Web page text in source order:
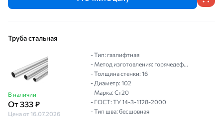
Труба стальная
В наличии
От 333 ₽
Цена от 16.07.2026
- Тип: газлифтная
- Метод изготовления: горячедеф...
- Толщина стенки: 16
- Диаметр: 102
- Марка: Ст20
- ГОСТ: ТУ 14-3-1128-2000
- Тип шва: бесшовная